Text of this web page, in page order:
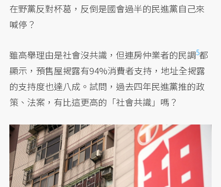
在野黨反對杯葛，反倒是國會過半的民進黨自己來
喊停？
雖高舉理由是社會沒共識，但連房仲業者的民調5都
顯示，預售屋揭露有94%消費者支持，地址全揭露
的支持度也達八成。試問，過去四年民進黨推的政
策、法案，有比這更高的「社會共識」嗎？